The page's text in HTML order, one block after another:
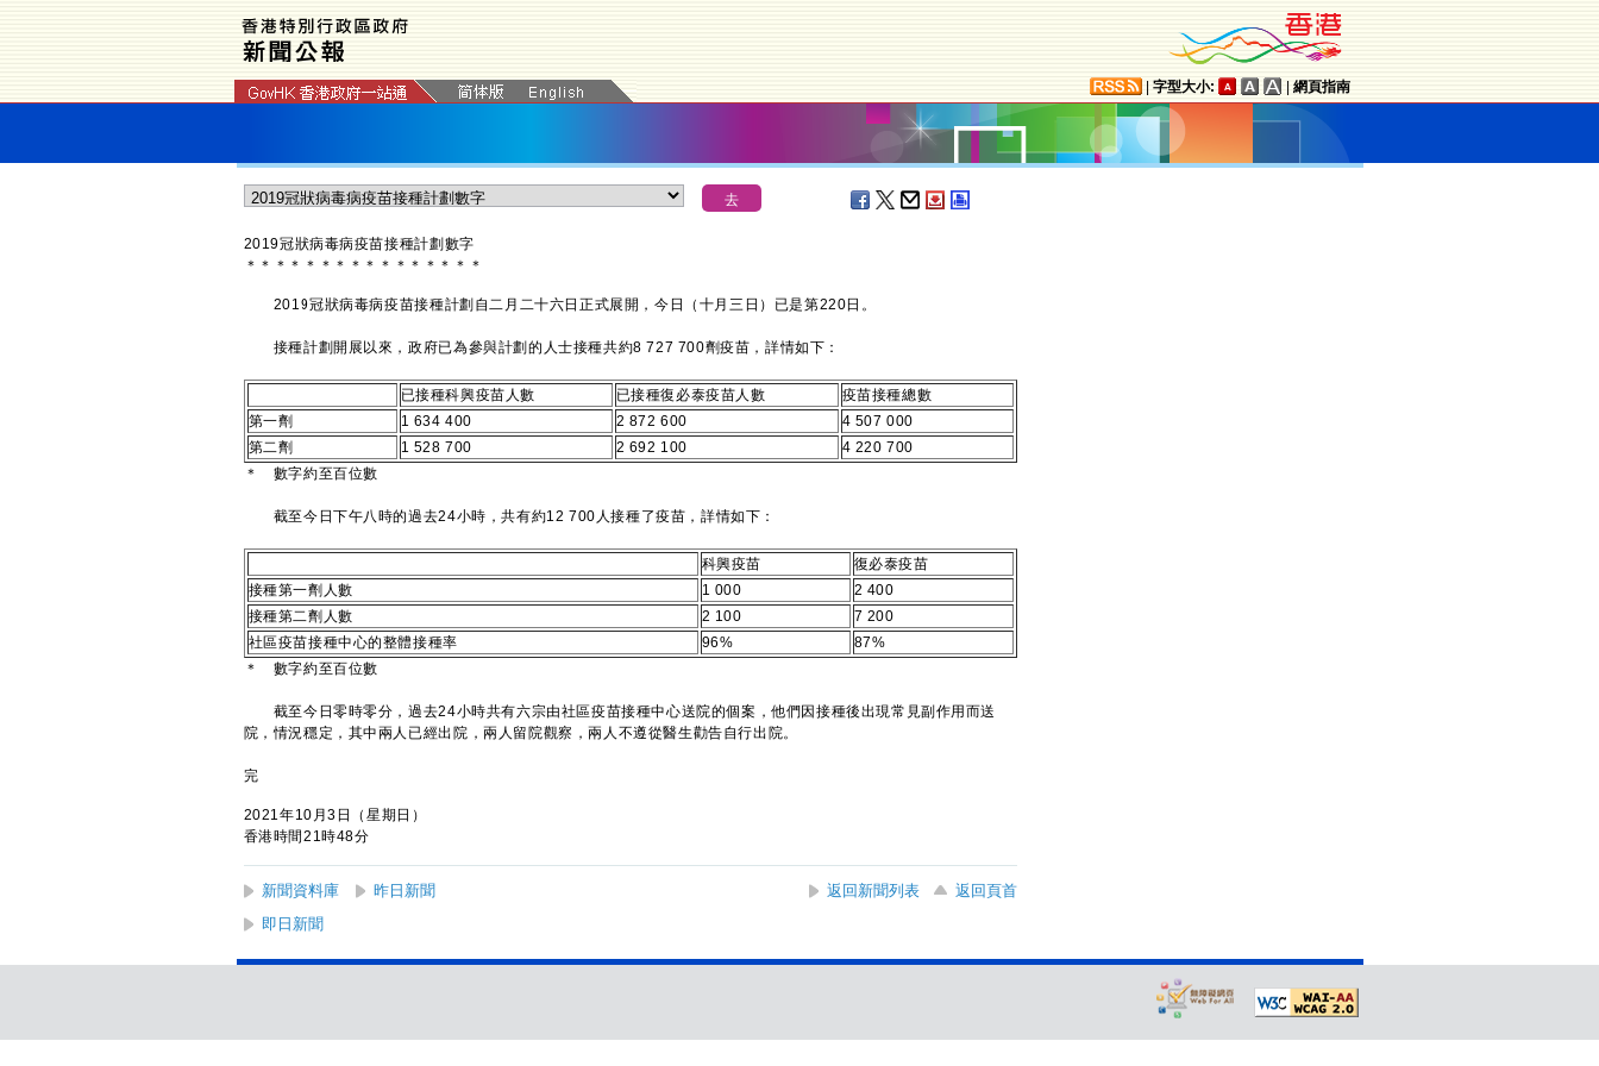
字型大小: 網頁指南
2019冠狀病毒病疫苗接種計劃數字
＊ ＊ ＊ ＊ ＊ ＊ ＊ ＊ ＊ ＊ ＊ ＊ ＊ ＊ ＊ ＊
2019冠狀病毒病疫苗接種計劃自二月二十六日正式展開，今日（十月三日）已是第220日。
接種計劃開展以來，政府已為參與計劃的人士接種共約8 727 700劑疫苗，詳情如下：
已接種科興疫苗人數 已接種復必泰疫苗人數
疫苗接種總數
第一劑
1 634 400 2 872 600
4 507 000
第二劑
1 528 700 2 692 100
4 220 700
＊ 數字約至百位數
截至今日下午八時的過去24小時，共有約12 700人接種了疫苗，詳情如下：
科興疫苗
復必泰疫苗
接種第一劑人數
1 000
2 400
接種第二劑人數
2 100
7 200
社區疫苗接種中心的整體接種率
96%
87%
＊ 數字約至百位數
截至今日零時零分，過去24小時共有六宗由社區疫苗接種中心送院的個案，他們因接種後出現常見副作用而送
院，情況穩定，其中兩人已經出院，兩人留院觀察，兩人不遵從醫生勸告自行出院。
完
2021年10月3日（星期日）
香港時間21時48分
新聞資料庫 昨日新聞 返回新聞列表
返回頁首
即日新聞